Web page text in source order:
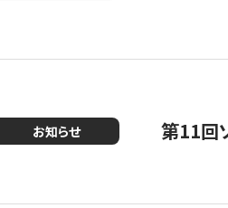
お知らせ 第11回